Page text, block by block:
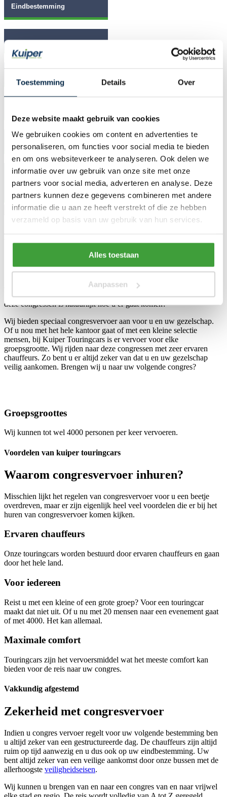
Toestemming Details Over
Deze website maakt gebruik van cookies
We gebruiken cookies om content en advertenties te
personaliseren, om functies voor social media te bieden
en om ons websiteverkeer te analyseren. Ook delen we
informatie over uw gebruik van onze site met onze
partners voor social media, adverteren en analyse. Deze
partners kunnen deze gegevens combineren met andere
informatie die u aan ze heeft verstrekt of die ze hebben
verzameld op basis van uw gebruik van hun services.
Alles toestaan
Aanpassen
Datum terugreis
Extra bestemmingen
VORIGE
VOLGENDE
Vervoer naar uw gewenste congres
Congresvervoer nodig?
Jaarlijks vinden er duizenden congressen plaats in het binnen en het
buitenland. Een belangrijk onderdeel van het bezoeken van één van
deze congressen is natuurlijk hoe u er gaat komen?
Wij bieden speciaal congresvervoer aan voor u en uw gezelschap.
Of u nou met het hele kantoor gaat of met een kleine selectie
mensen, bij Kuiper Touringcars is er vervoer voor elke
groepsgrootte. Wij rijden naar deze congressen met zeer ervaren
chauffeurs. Zo bent u er altijd zeker van dat u en uw gezelschap
veilig aankomen. Brengen wij u naar uw volgende congres?
Groepsgroottes
Wij kunnen tot wel 4000 personen per keer vervoeren.
Voordelen van kuiper touringcars
Waarom congresvervoer inhuren?
Misschien lijkt het regelen van congresvervoer voor u een beetje
overdreven, maar er zijn eigenlijk heel veel voordelen die er bij het
huren van congresvervoer komen kijken.
Ervaren chauffeurs
Onze touringcars worden bestuurd door ervaren chauffeurs en gaan
door het hele land.
Voor iedereen
Reist u met een kleine of een grote groep? Voor een touringcar
maakt dat niet uit. Of u nu met 20 mensen naar een evenement gaat
of met 4000. Het kan allemaal.
Maximale comfort
Touringcars zijn het vervoersmiddel wat het meeste comfort kan
bieden voor de reis naar uw congres.
Vakkundig afgestemd
Zekerheid met congresvervoer
Indien u congres vervoer regelt voor uw volgende bestemming ben
u altijd zeker van een gestructureerde dag. De chauffeurs zijn altijd
ruim op tijd aanwezig en u dus ook op uw eindbestemming. Uw
bent altijd zeker van een veilige aankomst door onze bussen met de
allerhoogste veiligheidseisen.
Wij kunnen u brengen van en naar een congres van en naar vrijwel